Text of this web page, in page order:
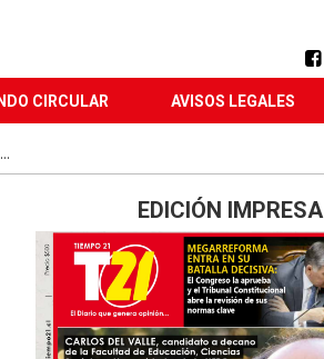
CIRCULAR AVISOS LEGALES
EDICIÓN IMPRESA